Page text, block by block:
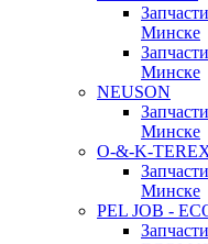
Минске
Минске
NEUSON
Минске
O-&-K-
Минске
PEL JOB -